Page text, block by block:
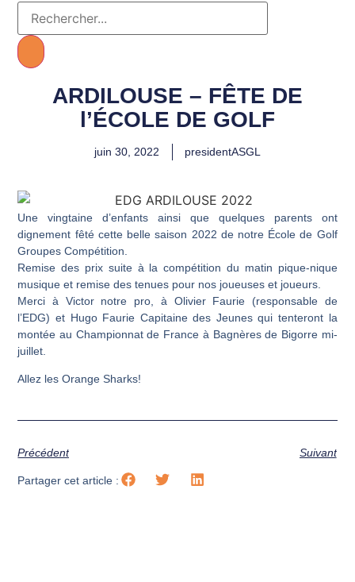
ARDILOUSE – FÊTE DE
l’ÉCOLE DE GOLF
juin 30, 2022 presidentASGL
Une vingtaine d’enfants ainsi que quelques parents ont
dignement fêté cette belle saison 2022 de notre École de Golf
Groupes Compétition.
Remise des prix suite à la compétition du matin pique-nique
musique et remise des tenues pour nos joueuses et joueurs.
Merci à Victor notre pro, à Olivier Faurie (responsable de
l’EDG) et Hugo Faurie Capitaine des Jeunes qui tenteront la
montée au Championnat de France à Bagnères de Bigorre mi-
juillet.
Allez les Orange Sharks!
Précédent Suivant
Partager cet article :